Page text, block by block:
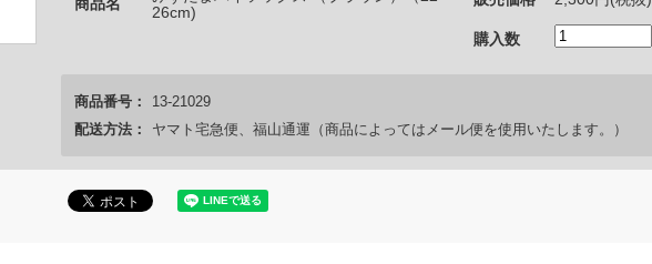
26cm)
購入数
商品番号：
13-21029
配送方法：
ヤマト宅急便、福山通運（商品によってはメール便を使用いたします。）